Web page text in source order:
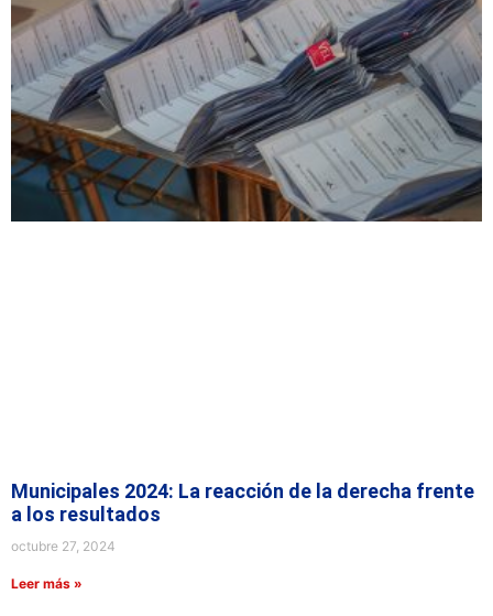
Municipales 2024: La reacción de la derecha frente
a los resultados
octubre 27, 2024
Leer más »